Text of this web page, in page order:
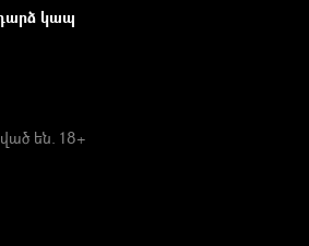
կապ
են. 18+